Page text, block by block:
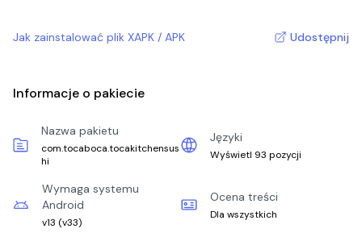
Jak zainstalować plik XAPK / APK Udostępnij
Informacje o pakiecie
Nazwa pakietu
com.tocaboca.tocakitchensus
hi
Języki
Wyświetl 93 pozycji
Wymaga systemu
Android
v13 (v33)
Ocena treści
Dla wszystkich